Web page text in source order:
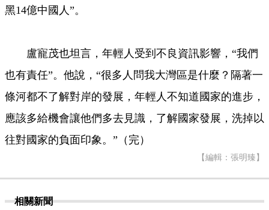
黑14億中國人”。
盧寵茂也坦言，年輕人受到不良資訊影響，“我們
也有責任”。他說，“很多人問我大灣區是什麼？隔著一
條河都不了解對岸的發展，年輕人不知道國家的進步，
應該多給機會讓他們多去見識，了解國家發展，洗掉以
往對國家的負面印象。”（完）
【編輯：張明臻】
相關新聞